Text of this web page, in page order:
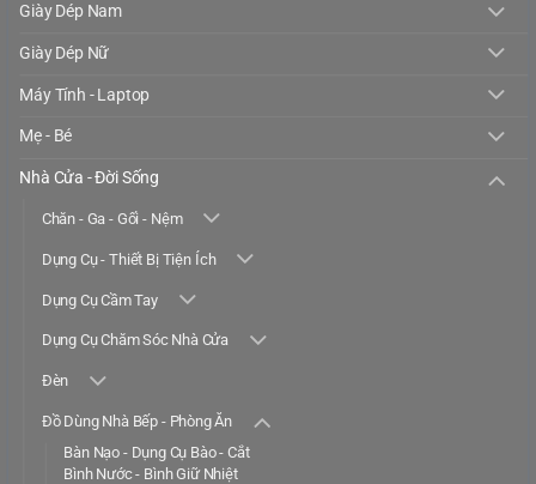
Giày Dép Nam
Giày Dép Nữ
Máy Tính - Laptop
Mẹ - Bé
Nhà Cửa - Đời Sống
Chăn - Ga - Gối - Nệm
Dụng Cụ - Thiết Bị Tiện Ích
Dụng Cụ Cầm Tay
Dụng Cụ Chăm Sóc Nhà Cửa
Đèn
Đồ Dùng Nhà Bếp - Phòng Ăn
Bàn Nạo - Dụng Cụ Bào - Cắt
Bình Nước - Bình Giữ Nhiệt